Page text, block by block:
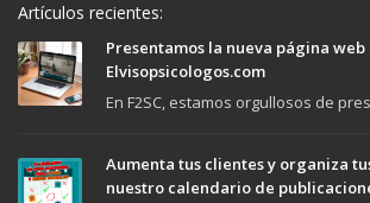
Artículos recientes:
Presentamos la nueva página web
Elvisopsicologos.com
En F2SC, estamos orgullosos de
Aumenta tus clientes y organiza
nuestro calendario de